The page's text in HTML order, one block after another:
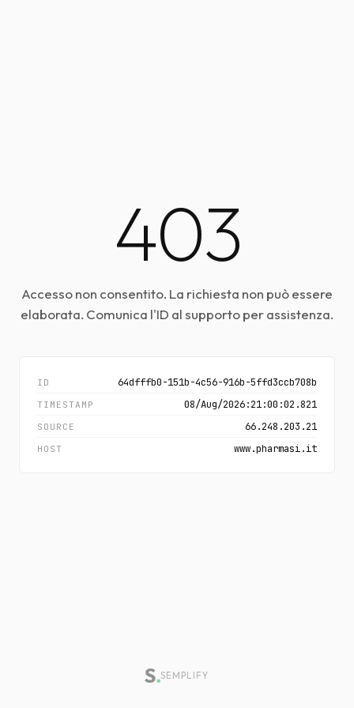
403
Accesso non consentito. La richiesta non può essere
elaborata. Comunica l'ID al supporto per assistenza.
ID 64dfffb0-151b-4c56-916b-5ffd3ccb708b
TIMESTAMP 08/Aug/2026:21:00:02.821
SOURCE 66.248.203.21
HOST www.pharmasi.it
SEMPLIFY